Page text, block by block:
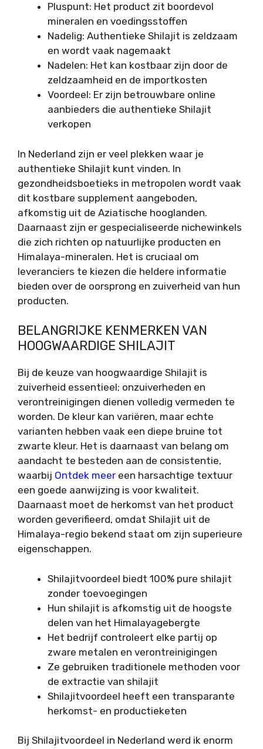
Pluspunt: Het product zit boordevol
mineralen en voedingsstoffen
Nadelig: Authentieke Shilajit is zeldzaam
en wordt vaak nagemaakt
Nadelen: Het kan kostbaar zijn door de
zeldzaamheid en de importkosten
Voordeel: Er zijn betrouwbare online
aanbieders die authentieke Shilajit
verkopen
In Nederland zijn er veel plekken waar je
authentieke Shilajit kunt vinden. In
gezondheidsboetieks in metropolen wordt vaak
dit kostbare supplement aangeboden,
afkomstig uit de Aziatische hooglanden.
Daarnaast zijn er gespecialiseerde nichewinkels
die zich richten op natuurlijke producten en
Himalaya-mineralen. Het is cruciaal om
leveranciers te kiezen die heldere informatie
bieden over de oorsprong en zuiverheid van hun
producten.
BELANGRIJKE KENMERKEN VAN
HOOGWAARDIGE SHILAJIT
Bij de keuze van hoogwaardige Shilajit is
zuiverheid essentieel; onzuiverheden en
verontreinigingen dienen volledig vermeden te
worden. De kleur kan variëren, maar echte
varianten hebben vaak een diepe bruine tot
zwarte kleur. Het is daarnaast van belang om
aandacht te besteden aan de consistentie,
waarbij Ontdek meer een harsachtige textuur
een goede aanwijzing is voor kwaliteit.
Daarnaast moet de herkomst van het product
worden geverifieerd, omdat Shilajit uit de
Himalaya-regio bekend staat om zijn superieure
eigenschappen.
Shilajitvoordeel biedt 100% pure shilajit
zonder toevoegingen
Hun shilajit is afkomstig uit de hoogste
delen van het Himalayagebergte
Het bedrijf controleert elke partij op
zware metalen en verontreinigingen
Ze gebruiken traditionele methoden voor
de extractie van shilajit
Shilajitvoordeel heeft een transparante
herkomst- en productieketen
Bij Shilajitvoordeel in Nederland werd ik enorm